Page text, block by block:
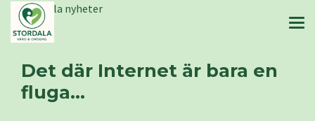
Stordala nyheter
Det där Internet är bara en
fluga…